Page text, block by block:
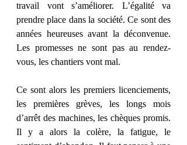
travail vont s’améliorer. L’égalité va
prendre place dans la société. Ce sont des
années heureuses avant la déconvenue.
Les promesses ne sont pas au rendez-
vous, les chantiers vont mal.
Ce sont alors les premiers licenciements,
les premières grèves, les longs mois
d’arrêt des machines, les chèques promis.
Il y a alors la colère, la fatigue, le